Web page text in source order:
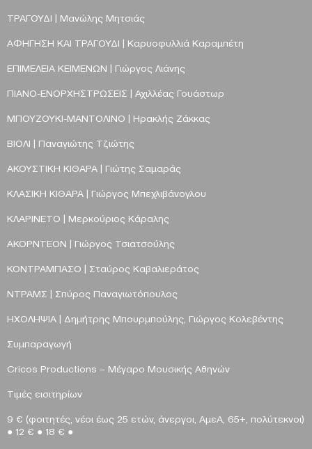
ΤΡΑΓΟΥΔΙ | Μανώλης Μητσιάς
ΑΦΗΓΗΣΗ ΚΑΙ ΤΡΑΓΟΥΔΙ | Καρυοφυλλιά Καραμπέτη
ΕΠΙΜΕΛΕΙΑ ΚΕΙΜΕΝΩΝ | Γιώργος Λιάνης
ΠΙΑΝΟ-ΕΝΟΡΧΗΣΤΡΩΣΕΙΣ | Αχιλλέας Γουάστωρ
ΜΠΟΥΖΟΥΚΙ-ΜΑΝΤΟΛΙΝΟ | Ηρακλής Ζάκκας
ΒΙΟΛΙ | Παναγιώτης Τζιώτης
ΑΚΟΥΣΤΙΚΗ ΚΙΘΑΡΑ | Γιώτης Σαμαράς
ΚΛΑΣΙΚΗ ΚΙΘΑΡΑ | Γιώργος Μπεχλιβάνογλου
ΚΛΑΡΙΝΕΤΟ | Μερκούριος Κάραλης
ΑΚΟΡΝΤΕΟΝ | Γιώργος Τσιατσούλης
ΚΟΝΤΡΑΜΠΑΣΟ | Σταύρος Καβαλιεράτος
ΝΤΡΑΜΣ | Σπύρος Παναγιωτόπουλος
ΗΧΟΛΗΨΙΑ | Δημήτρης Μπουρμπούλης Γιώργος Κολεβέντης
Συμπαραγωγή
Cricos Productions – Μέγαρο Μουσικής Αθηνών
Τιμές εισιτηρίων
9 € (φοιτητές, νέοι έως 25 ετών, άνεργοι, ΑμεΑ, 65+, πολύτεκνοι)
● 12 € ● 18 € ●